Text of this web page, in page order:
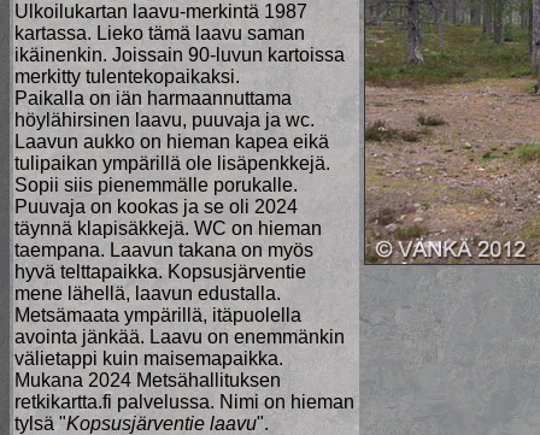
Ulkoilukartan laavu-merkintä 1987
kartassa. Lieko tämä laavu saman
ikäinenkin. Joissain 90-luvun kartoissa
merkitty tulentekopaikaksi.
Paikalla on iän harmaannuttama
höylähirsinen laavu, puuvaja ja wc.
Laavun aukko on hieman kapea eikä
tulipaikan ympärillä ole lisäpenkkejä.
Sopii siis pienemmälle porukalle.
Puuvaja on kookas ja se oli 2024
täynnä klapisäkkejä. WC on hieman
taempana. Laavun takana on myös
hyvä telttapaikka. Kopsusjärventie
mene lähellä, laavun edustalla.
Metsämaata ympärillä, itäpuolella
avointa jänkää. Laavu on enemmänkin
välietappi kuin maisemapaikka.
Mukana 2024 Metsähallituksen
retkikartta.fi palvelussa. Nimi on hieman
tylsä "Kopsusjärventie laavu".